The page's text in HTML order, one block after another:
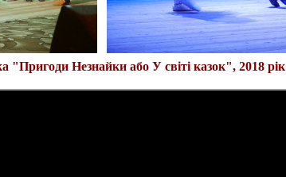
"Пригоди Незнайки або У світі казок", 2018 рік